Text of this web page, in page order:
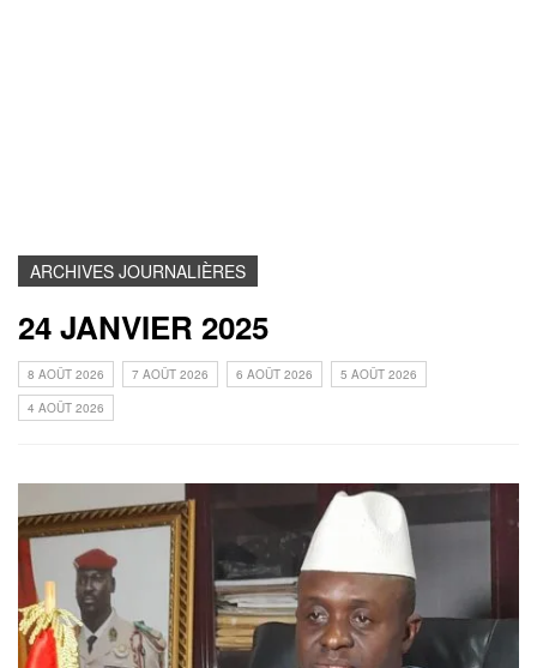
ARCHIVES JOURNALIÈRES
24 JANVIER 2025
8 AOÛT 2026 7 AOÛT 2026 6 AOÛT 2026
5 AOÛT 2026
4 AOÛT 2026